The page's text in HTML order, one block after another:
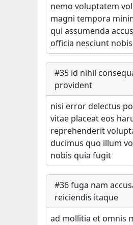
nemo voluptatem
magni tempora
qui assumenda
officia nesciunt nobis
#35 id nihil
provident
nisi error delectus
vitae placeat eos
reprehenderit
ducimus quo illum
nobis quia fugit
#36fuga nam
reiciendis itaque
ad mollitia et omnis